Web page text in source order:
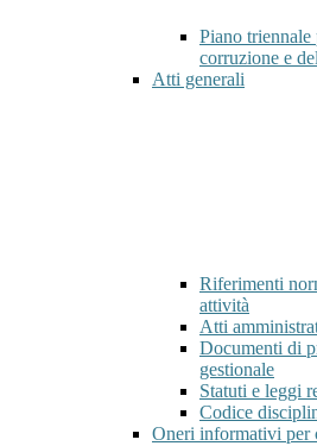
Piano triennale
corruzione e
Atti generali
Riferimenti
attività
Atti
Documenti di
gestionale
Statuti e leggi
Codice
Oneri informativi per